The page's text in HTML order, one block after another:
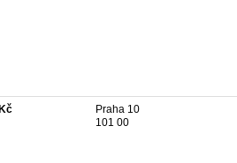
Praha 10
101 00